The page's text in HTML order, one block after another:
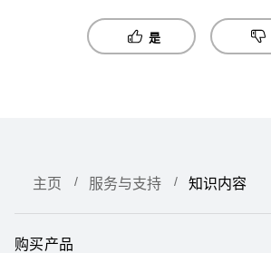
是
主页 服务与支持 知识内容
购买产品